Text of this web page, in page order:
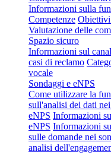
Informazioni sulla
Competenze
Valutazione delle
Spazio sicuro
Informazioni sul
casi di reclamo
vocale
Sondaggi e eNPS
Come utilizzare la
sull'analisi dei dati
eNPS Informazioni
eNPS Informazioni
sulle domande nei
analisi